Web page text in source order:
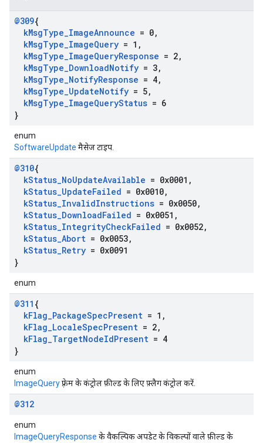
@309{
kMsgType_ImageAnnounce = 0,
kMsgType_ImageQuery = 1 ,
kMsgType_ImageQueryResponse = 2,
kMsgType_DownloadNotify = 3,
kMsgType_NotifyResponse = 4,
kMsgType_UpdateNotify = 5,
kMsgType_ImageQueryStatus = 6
}
enum
SoftwareUpdate मैसेज टाइप.
@310{
kStatus_NoUpdateAvailable = 0x0001 ,
kStatus_UpdateFailed = 0x0010,
kStatus_InvalidInstructions = 0x0050,
kStatus_DownloadFailed = 0x0051 ,
kStatus_IntegrityCheckFailed = 0x0052,
kStatus_Abort = 0x0053,
kStatus_Retry = 0x0091
}
enum
@311 {
kFlag_PackageSpecPresent = 1 ,
kFlag_LocaleSpecPresent = 2,
kFlag_TargetNodeIdPresent = 4
}
enum
ImageQueryफ़्रेम के कंट्रोल फ़ील्ड के लिए फ़्लैग कंट्रोल करें.
@312
enum
ImageQueryResponse के वैकल्पिक अपडेट के विकल्पों वाले फ़ील्ड के